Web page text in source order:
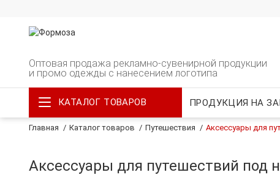
Оптовая продажа рекламно-сувенирной продукции
и промо одежды с нанесением логотипа
КАТАЛОГ ТОВАРОВ ПРОДУКЦИЯ НА
Главная Каталог товаров Путешествия Аксессуары для
Аксессуары для путешествий под